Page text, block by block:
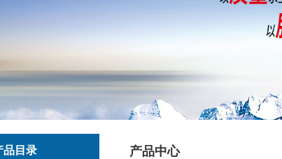
品目录 产品中心